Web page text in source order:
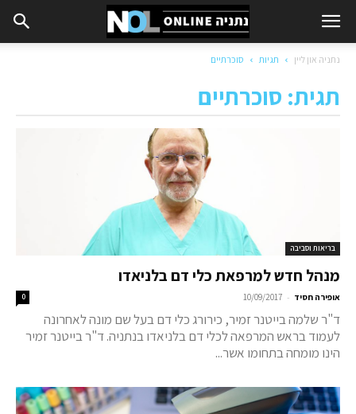
נתניה און ליין תגיות סוכרתיים
תגית: סוכרתיים
בריאות וסביבה
מנהל חדש למרפאת כלי דם בלניאדו
אופירה חסיד -
10/09/2017
0
ד"ר שלמה בייטנר זמיר, כירורג כלי דם בעל שם מונה לאחרונה
לעמוד בראש המרפאה לכלי דם בלניאדו בנתניה. ד"ר בייטנר זמיר
הינו מומחה בתחומו אשר...